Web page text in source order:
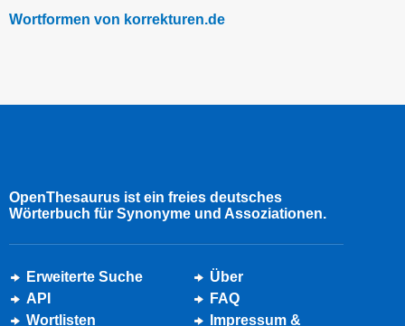
Wortformen von korrekturen.de
OpenThesaurus ist ein freies deutsches
Wörterbuch für Synonyme und Assoziationen.
Erweiterte Suche
API
Wortlisten
Über
FAQ
Impressum &